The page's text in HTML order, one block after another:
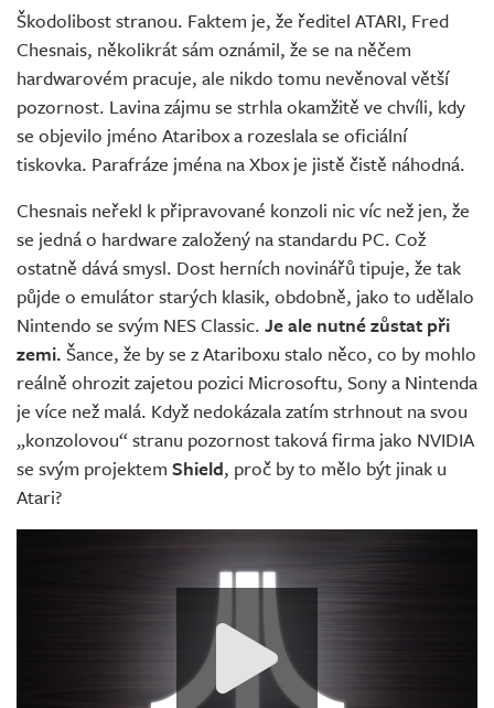
Škodolibost stranou. Faktem je, že ředitel ATARI, Fred
Chesnais, několikrát sám oznámil, že se na něčem
hardwarovém pracuje, ale nikdo tomu nevěnoval větší
pozornost. Lavina zájmu se strhla okamžitě ve chvíli, kdy
se objevilo jméno Ataribox a rozeslala se oficiální
tiskovka. Parafráze jména na Xbox je jistě čistě náhodná.
Chesnais neřekl k připravované konzoli nic víc než jen, že
se jedná o hardware založený na standardu PC. Což
ostatně dává smysl. Dost herních novinářů tipuje, že tak
půjde o emulátor starých klasik, obdobně, jako to udělalo
Nintendo se svým NES Classic. Je ale nutné zůstat při
zemi. Šance, že by se z Atariboxu stalo něco, co by mohlo
reálně ohrozit zajetou pozici Microsoftu, Sony a Nintenda
je více než malá. Když nedokázala zatím strhnout na svou
„konzolovou“ stranu pozornost taková firma jako NVIDIA
se svým projektem Shield, proč by to mělo být jinak u
Atari?